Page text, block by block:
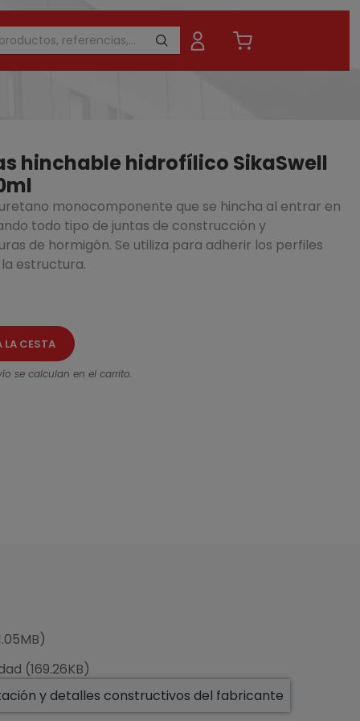
hinchable hidrofílico SikaSwell
monocomponente que se hincha al entrar en
todo tipo de juntas de construcción y
de hormigón. Se utiliza para adherir los perfiles
la estructura.
LA CESTA
se calculan en el carrito.
(169.26KB)
y detalles constructivos del fabricante
15m
101,28 € - 10%